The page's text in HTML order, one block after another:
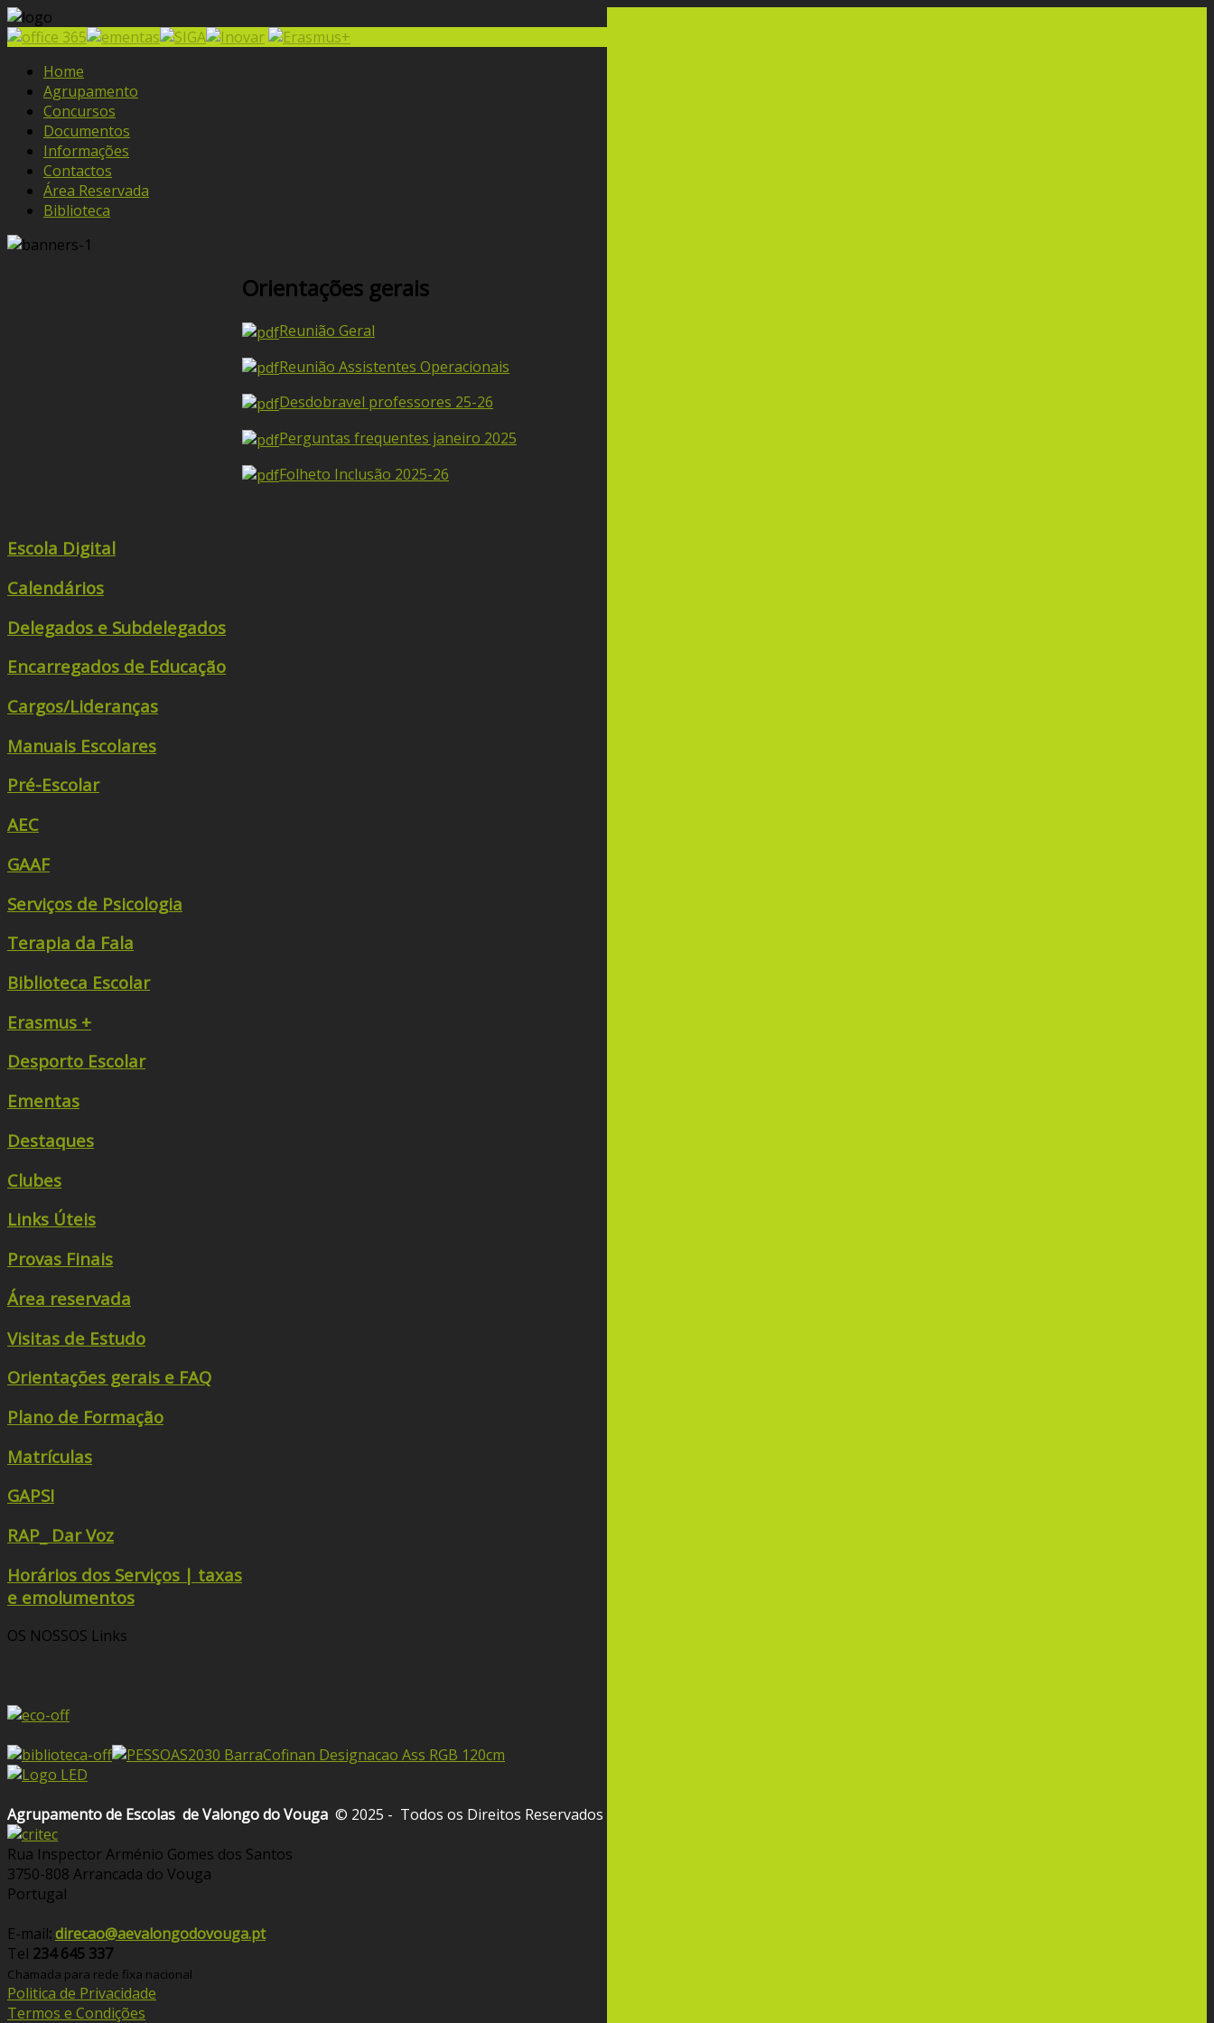
Home
Agrupamento
Concursos
Documentos
Informações
Contactos
Área Reservada
Biblioteca
Orientações gerais
Reunião Geral
Reunião Assistentes Operacionais
Desdobravel professores 25-26
Perguntas frequentes janeiro 2025
Folheto Inclusão 2025-26
Escola Digital
Calendários
Delegados e Subdelegados
Encarregados de Educação
Cargos/Lideranças
Manuais Escolares
Pré-Escolar
AEC
GAAF
Serviços de Psicologia
Terapia da Fala
Biblioteca Escolar
Erasmus +
Desporto Escolar
Ementas
Destaques
Clubes
Links Úteis
Provas Finais
Área reservada
Visitas de Estudo
Orientações gerais e FAQ
Plano de Formação
Matrículas
GAPSI
RAP_ Dar Voz
Horários dos Serviços | taxas
e emolumentos
OS NOSSOS Links
Agrupamento de Escolas de Valongo do Vouga © 2025 - Todos os Direitos Reservados
Rua Inspector Arménio Gomes dos Santos
3750-808 Arrancada do Vouga
Portugal
E-mail:direcao@aevalongodovouga.pt
Tel 234 645 337
Chamada para rede fixa nacional
Politica de Privacidade
Termos e Condições